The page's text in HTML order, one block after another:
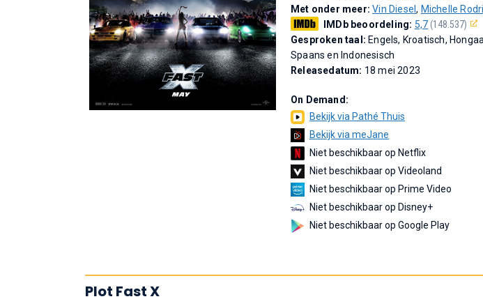
Met onder meer:Vin Diesel, Michelle
IMDb beoordeling: 5,7(148.537)
Gesproken taal: Engels, Kroatisch,
Spaans en Indonesisch
Releasedatum: 18 mei 2023
On Demand:
Bekijk via Pathé Thuis
Bekijk via meJane
Niet beschikbaar op Netflix
Niet beschikbaar op Videoland
Niet beschikbaar op Prime Video
Niet beschikbaar op Disney+
Niet beschikbaar op Google Play
Plot Fast X